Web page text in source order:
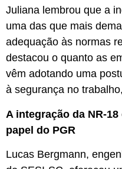
Juliana lembrou que a
uma das que mais
adequação às normas
destacou o quanto as
vêm adotando uma
à segurança no
A integração da NR-
papel do PGR
Lucas Bergmann,